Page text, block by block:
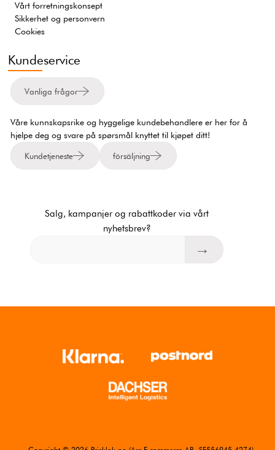
Vårt forretningskonsept
Sikkerhet og personvern
Cookies
Kundeservice
Vanliga frågor
Våre kunnskapsrike og hyggelige kundebehandlere er her for å
hjelpe deg og svare på spørsmål knyttet til kjøpet ditt!
Kundetjeneste försäljning
Salg, kampanjer og rabattkoder via vårt
nyhetsbrev?